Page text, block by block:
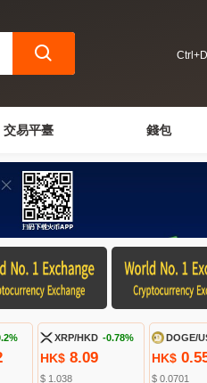
交易平臺 錢包
XRP/HKD -0.78%
HK$ 8.09
$ 1.038
DOGE/
HK$
$ 0.0701